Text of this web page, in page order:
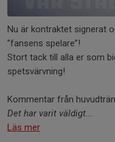
Nu är kontraktet signerat
”fansens spelare”!
Stort tack till alla er som
spetsvärvning!
Kommentar från
Det har varit väldigt...
Läs mer